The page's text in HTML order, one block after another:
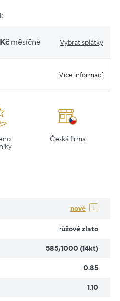
měsíčně Vybrat splátky
Více informací
Česká firma
nové
růžové zlato
585/1000 (14kt)
0.85
1.10